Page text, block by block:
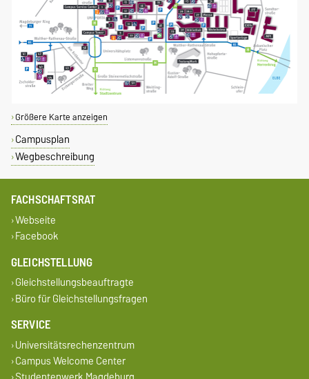
Größere Karte anzeigen
Campusplan
Wegbeschreibung
FACHSCHAFTSRAT
Webseite
Facebook
GLEICHSTELLUNG
Gleichstellungsbeauftragte
Büro für Gleichstellungsfragen
SERVICE
Universitätsrechenzentrum
Campus Welcome Center